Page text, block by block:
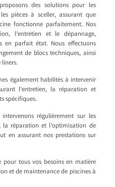
des solutions pour les
pièces à sceller, assurant que
fonctionne parfaitement. Nos
l’entretien et le dépannage,
en parfait état. Nous effectuons
de blocs techniques, ainsi
également habilités à intervenir
l’entretien, la réparation et
spécifiques.
régulièrement sur les
la réparation et l’optimisation de
en assurant nos prestations sur
pour tous vos besoins en matière
et de maintenance de piscines à